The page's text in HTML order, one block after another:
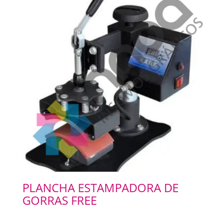
PLANCHA ESTAMPADORA DE
GORRAS FREE